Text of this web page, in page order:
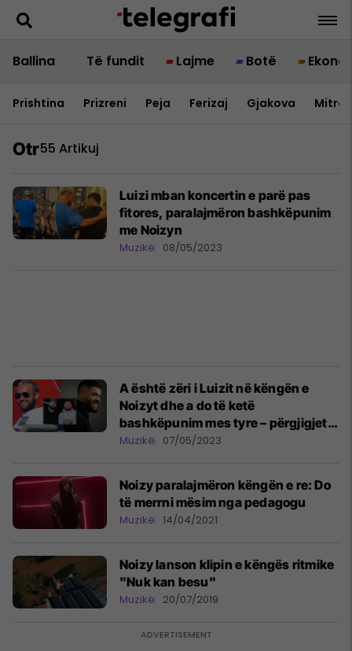
Ballina Të fundit Lajme Botë
Prishtina Prizreni Peja Ferizaj Gjakova
Otr55 Artikuj
Luizi mban koncertin e parë pas
fitores, paralajmëron bashkëpunim
me Noizyn
Muzikë 08/05/2023
A është zëri i Luizit në këngën e
Noizyt dhe a do të ketë
bashkëpunim mes tyre – përgjigjet
Varrosi
Muzikë 07/05/2023
Noizy paralajmëron këngën e re: Do
të merrni mësim nga pedagogu
Muzikë 14/04/2021
Noizy lanson klipin e këngës ritmike
"Nuk kan besu"
Muzikë 20/07/2019